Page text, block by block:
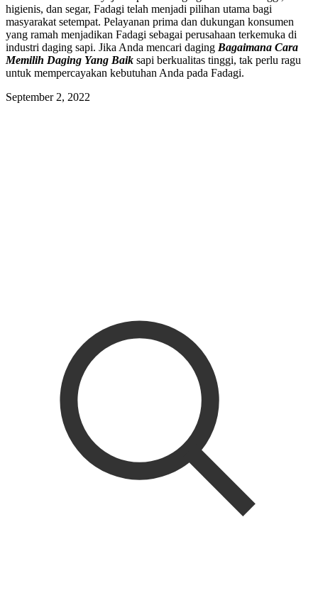
higienis, dan segar, Fadagi telah menjadi pilihan utama bagi
masyarakat setempat. Pelayanan prima dan dukungan konsumen
yang ramah menjadikan Fadagi sebagai perusahaan terkemuka di
industri daging sapi. Jika Anda mencari daging Bagaimana Cara
Memilih Daging Yang Baik sapi berkualitas tinggi, tak perlu ragu
untuk mempercayakan kebutuhan Anda pada Fadagi.
September 2, 2022